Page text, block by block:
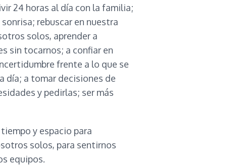
24 horas al día con la familia;
rebuscar en nuestra
solos, aprender a
sin tocarnos; a confiar en
frente a lo que se
día; a tomar decisiones de
y pedirlas; ser más
y espacio para
solos, para sentirnos
equipos.